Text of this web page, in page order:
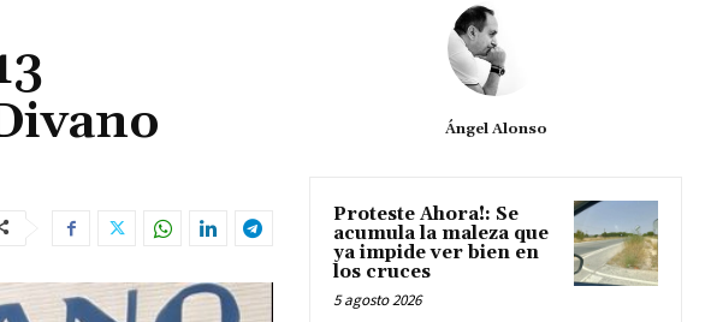
Ángel Alonso
Proteste Ahora!: Se
acumula la maleza que
ya impide ver bien en
los cruces
5 agosto 2026